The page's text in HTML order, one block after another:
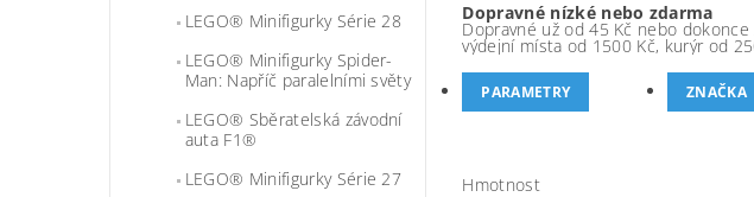
LEGO® Minifigurky Série 28
LEGO® Minifigurky Spider-
Man: Napříč paralelními světy
LEGO® Sběratelská závodní
auta F1®
LEGO® Minifigurky Série 27
Dopravné nízké nebo zdarma
Dopravné už od 45 Kč nebo
výdejní místa od 1500 Kč, kurýr od
PARAMETRY ZNAČKA
Hmotnost